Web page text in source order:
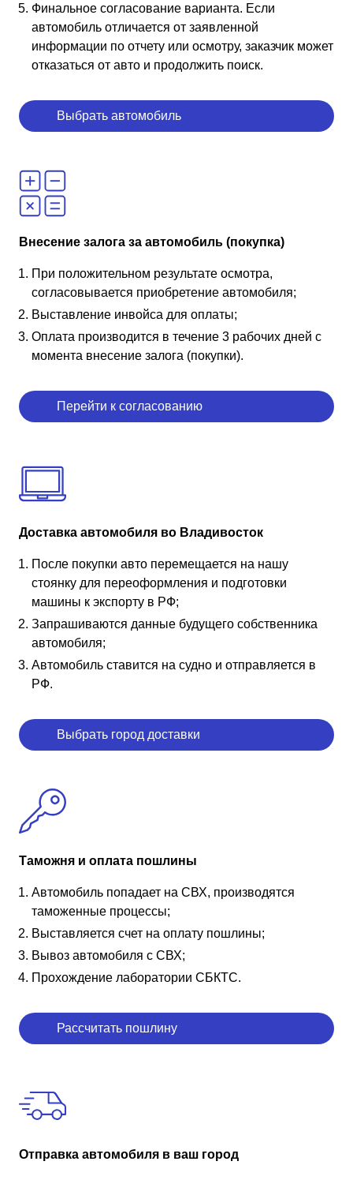
Финальное согласование варианта. Если
автомобиль отличается от заявленной
информации по отчету или осмотру, заказчик может
отказаться от авто и продолжить поиск.
Выбрать автомобиль
Внесение залога за автомобиль (покупка)
При положительном результате осмотра,
согласовывается приобретение автомобиля;
Выставление инвойса для оплаты;
Оплата производится в течение 3 рабочих дней с
момента внесение залога (покупки).
Перейти к согласованию
Доставка автомобиля во Владивосток
После покупки авто перемещается на нашу
стоянку для переоформления и подготовки
машины к экспорту в РФ;
Запрашиваются данные будущего собственника
автомобиля;
Автомобиль ставится на судно и отправляется в
РФ.
Выбрать город доставки
Таможня и оплата пошлины
Автомобиль попадает на СВХ, производятся
таможенные процессы;
Выставляется счет на оплату пошлины;
Вывоз автомобиля с СВХ;
Прохождение лаборатории СБКТС.
Рассчитать пошлину
Отправка автомобиля в ваш город